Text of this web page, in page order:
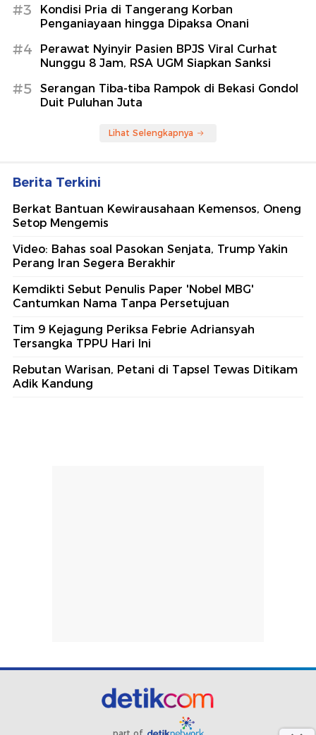
#3
Kondisi Pria di Tangerang Korban
Penganiayaan hingga Dipaksa Onani
#4
Perawat Nyinyir Pasien BPJS Viral Curhat
Nunggu 8 Jam, RSA UGM Siapkan Sanksi
#5
Serangan Tiba-tiba Rampok di Bekasi Gondol
Duit Puluhan Juta
Lihat Selengkapnya
Berita Terkini
Berkat Bantuan Kewirausahaan Kemensos, Oneng
Setop Mengemis
Video: Bahas soal Pasokan Senjata, Trump Yakin
Perang Iran Segera Berakhir
Kemdikti Sebut Penulis Paper 'Nobel MBG'
Cantumkan Nama Tanpa Persetujuan
Tim 9 Kejagung Periksa Febrie Adriansyah
Tersangka TPPU Hari Ini
Rebutan Warisan, Petani di Tapsel Tewas Ditikam
Adik Kandung